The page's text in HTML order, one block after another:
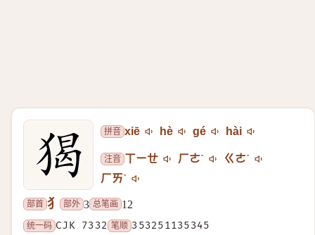
拼音 xiē hè gé hài
注音 ㄒㄧㄝ ㄏㄜˋ
ㄍㄜˊ
ㄏㄞˋ
部首 犭 部外 3 总笔画 12
统一码 CJK 7332 笔顺 353251135345